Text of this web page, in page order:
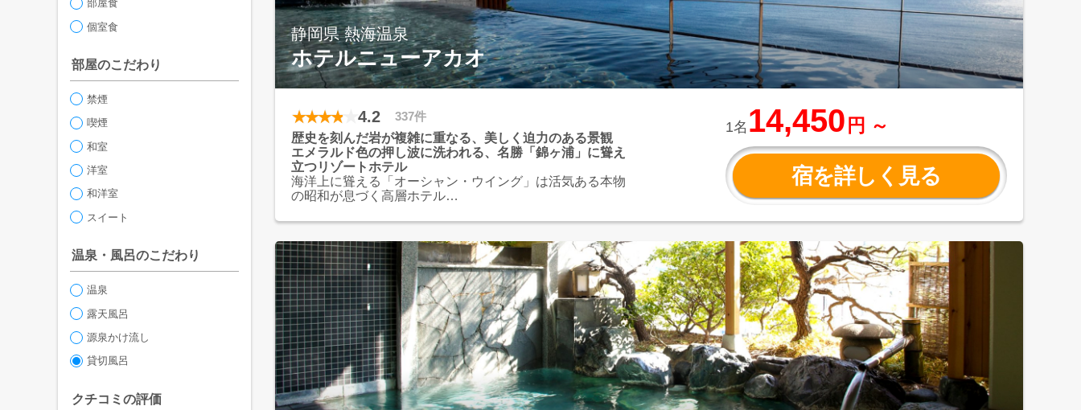
部屋食
個室食
部屋のこだわり
禁煙
喫煙
和室
洋室
和洋室
スイート
温泉・風呂のこだわり
温泉
露天風呂
源泉かけ流し
貸切風呂
クチコミの評価
静岡県 熱海温泉
ホテルニューアカオ
4.2
337件
歴史を刻んだ岩が複雑に重なる、美しく迫力のある景観
エメラルド色の押し波に洗われる、名勝「錦ヶ浦」に聳え
立つリゾートホテル
海洋上に聳える「オーシャン・ウイング」は活気ある本物
の昭和が息づく高層ホテル
ローマ建築の装飾に彩られたリゾートホテル
インフィニティデザインの露天風呂をはじめ、多彩な温泉
が集まる温浴施設を堪能
1名 14,450 円 ～
宿を詳しく見る